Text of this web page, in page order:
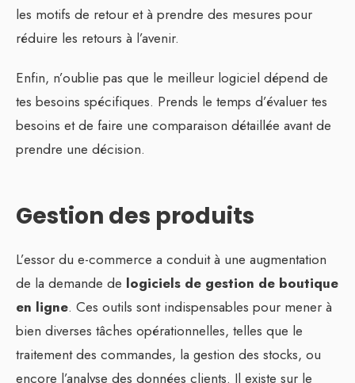
les motifs de retour et à prendre des mesures pour
réduire les retours à l’avenir.
Enfin, n’oublie pas que le meilleur logiciel dépend de
tes besoins spécifiques. Prends le temps d’évaluer tes
besoins et de faire une comparaison détaillée avant de
prendre une décision.
Gestion des produits
L’essor du e-commerce a conduit à une augmentation
de la demande de logiciels de gestion de boutique
en ligne. Ces outils sont indispensables pour mener à
bien diverses tâches opérationnelles, telles que le
traitement des commandes, la gestion des stocks, ou
encore l’analyse des données clients. Il existe sur le